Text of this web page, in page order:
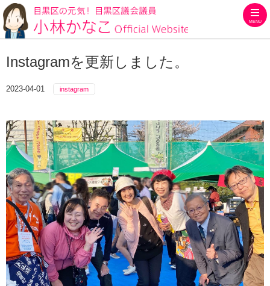
MENU
Instagramを更新しました。
2023-04-01 instagram